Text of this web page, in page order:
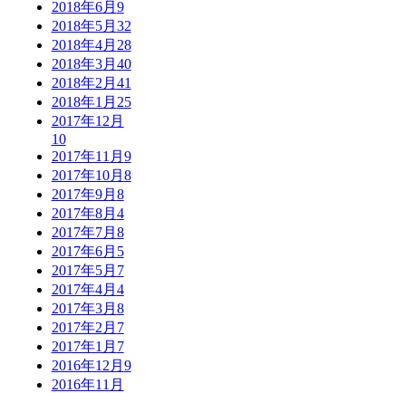
2018年6月 9
2018年5月 32
2018年4月 28
2018年3月 40
2018年2月 41
2018年1月 25
2017年12月
10
2017年11月 9
2017年10月 8
2017年9月 8
2017年8月 4
2017年7月 8
2017年6月 5
2017年5月 7
2017年4月 4
2017年3月 8
2017年2月 7
2017年1月 7
2016年12月 9
2016年11月